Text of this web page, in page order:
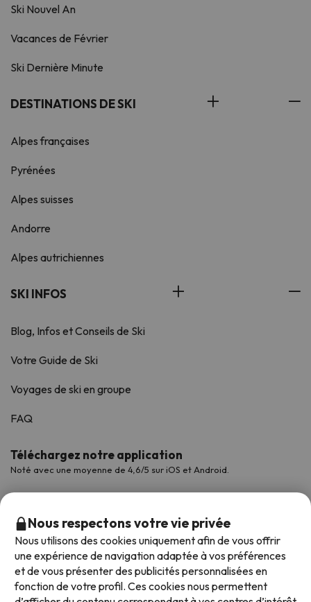
Ski Nouvel An
Vacances de Février
Ski Dernière Minute
DESTINATIONS DE SKI
Alpes françaises
Pyrénées
Alpes suisses
Andorre
Alpes autrichiennes
SKI INFOS
Blog, Infos et Conseils de Ski
Votre Guide de Ski
Voyages de ski en groupe
FAQ
Téléchargez notre application
Noté avec une moyenne de 4,6/5 sur iOS et Android.
Nous respectons votre vie privée
Nous utilisons des cookies uniquement afin de vous offrir
une expérience de navigation adaptée à vos préférences
et de vous présenter des publicités personnalisées en
fonction de votre profil. Ces cookies nous permettent